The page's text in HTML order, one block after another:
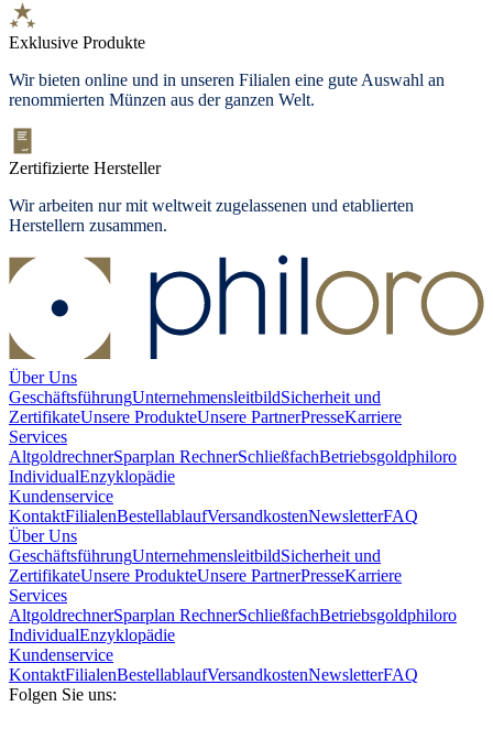
Exklusive Produkte
Wir bieten online und in unseren Filialen eine gute Auswahl an
renommierten Münzen aus der ganzen Welt.
Zertifizierte Hersteller
Wir arbeiten nur mit weltweit zugelassenen und etablierten
Herstellern zusammen.
Über Uns
GeschäftsführungUnternehmensleitbildSicherheit und
ZertifikateUnsere ProdukteUnsere PartnerPresseKarriere
Services
AltgoldrechnerSparplan RechnerSchließfachBetriebsgoldphiloro
IndividualEnzyklopädie
Kundenservice
KontaktFilialenBestellablaufVersandkostenNewsletterFAQ
Über Uns
GeschäftsführungUnternehmensleitbildSicherheit und
ZertifikateUnsere ProdukteUnsere PartnerPresseKarriere
Services
AltgoldrechnerSparplan RechnerSchließfachBetriebsgoldphiloro
IndividualEnzyklopädie
Kundenservice
KontaktFilialenBestellablaufVersandkostenNewsletterFAQ
Folgen Sie uns: